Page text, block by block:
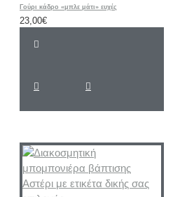
Γούρι κάδρο «μπλε μάτι» ευχές
23,00€